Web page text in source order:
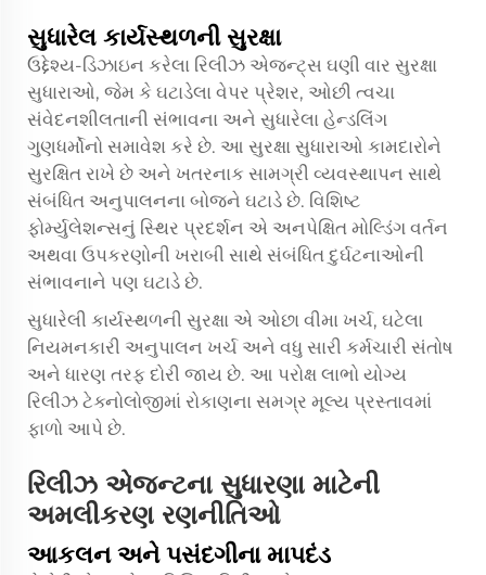
સુધારેલ કાર્યસ્થળની સુરક્ષા
ઉદ્દેશ્ય-ડિઝાઇન કરેલા રિલીઝ એજન્ટ્સ ઘણી વાર સુરક્ષા
સુધારાઓ, જેમ કે ઘટાડેલા વેપર પ્રેશર, ઓછી ત્વચા
સંવેદનશીલતાની સંભાવના અને સુધારેલા હેન્ડલિંગ
ગુણધર્મોનો સમાવેશ કરે છે. આ સુરક્ષા સુધારાઓ કામદારોને
સુરક્ષિત રાખે છે અને ખતરનાક સામગ્રી વ્યવસ્થાપન સાથે
સંબંધિત અનુપાલનના બોજને ઘટાડે છે. વિશિષ્ટ
ફોર્મ્યુલેશન્સનું સ્થિર પ્રદર્શન એ અનપેક્ષિત મોલ્ડિંગ વર્તન
અથવા ઉપકરણોની ખરાબી સાથે સંબંધિત દુર્ઘટનાઓની
સંભાવનાને પણ ઘટાડે છે.
સુધારેલી કાર્યસ્થળની સુરક્ષા એ ઓછા વીમા ખર્ચ, ઘટેલા
નિયમનકારી અનુપાલન ખર્ચ અને વધુ સારી કર્મચારી સંતોષ
અને ધારણ તરફ દોરી જાય છે. આ પરોક્ષ લાભો યોગ્ય
રિલીઝ ટેક્નોલોજીમાં રોકાણના સમગ્ર મૂલ્ય પ્રસ્તાવમાં
ફાળો આપે છે.
રિલીઝ એજન્ટના સુધારણા માટેની
અમલીકરણ રણનીતિઓ
આકલન અને પસંદગીના માપદંડ